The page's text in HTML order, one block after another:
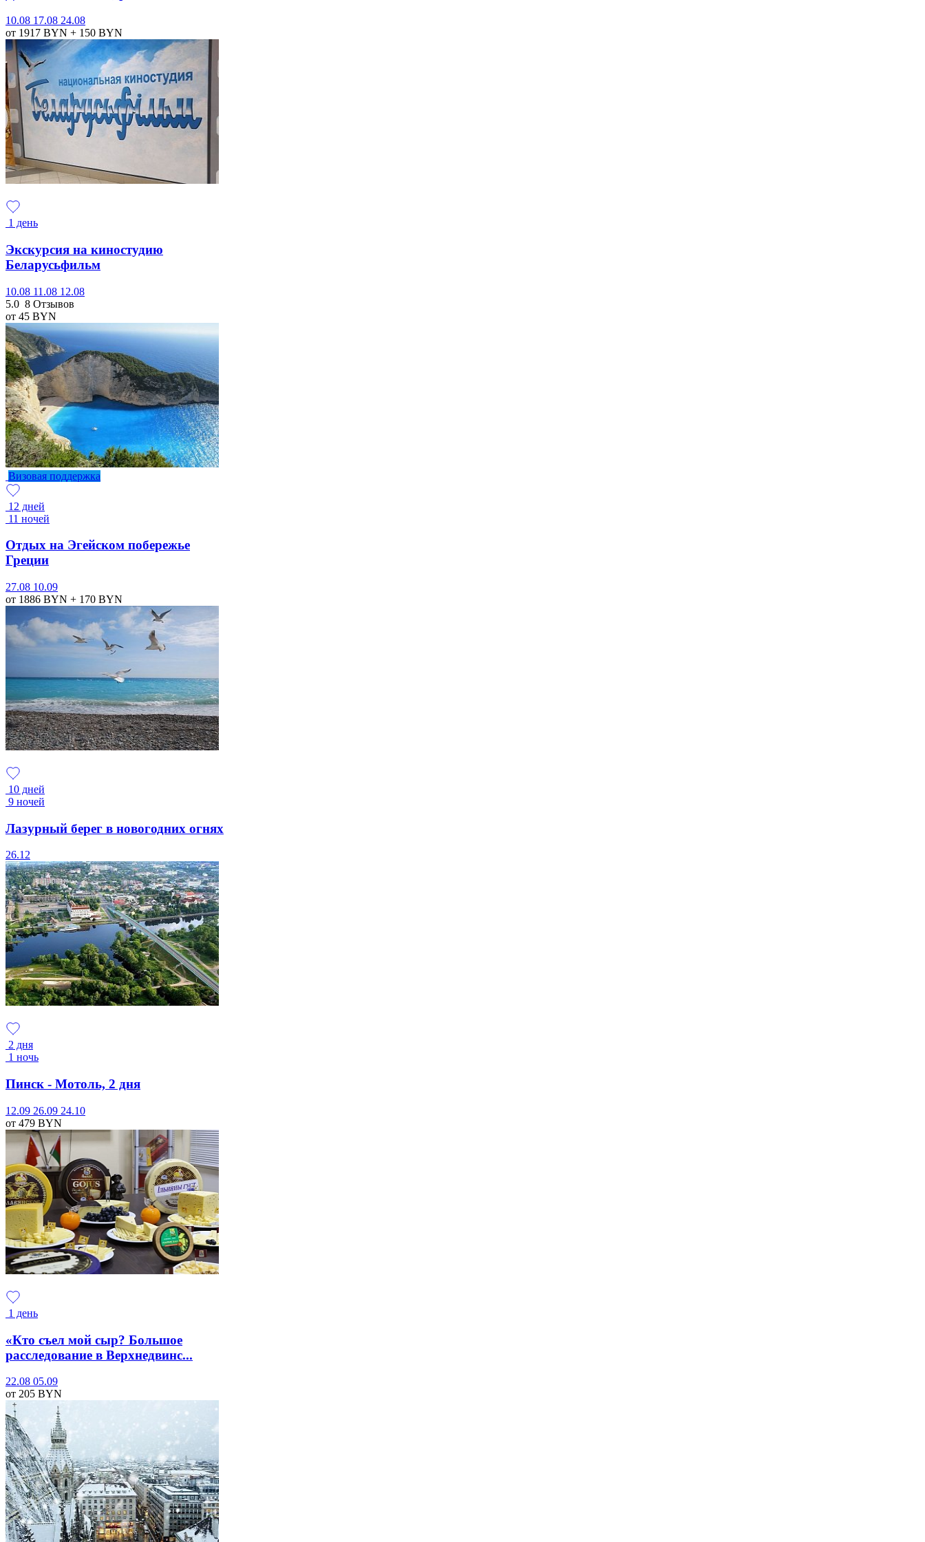
10.08 17.08 24.08
от 1917 BYN + 150 BYN
1 день
Экскурсия на киностудию
Беларусьфильм
10.08 11.08 12.08
5.0 8 Отзывов
от 45 BYN
Визовая поддержка
12 дней
11 ночей
Отдых на Эгейском побережье
Греции
27.08 10.09
от 1886 BYN + 170 BYN
10 дней
9 ночей
Лазурный берег в новогодних огнях
26.12
2 дня
1 ночь
Пинск - Мотоль, 2 дня
12.09 26.09 24.10
от 479 BYN
1 день
«Кто съел мой сыр? Большое
расследование в Верхнедвинс...
22.08 05.09
от 205 BYN